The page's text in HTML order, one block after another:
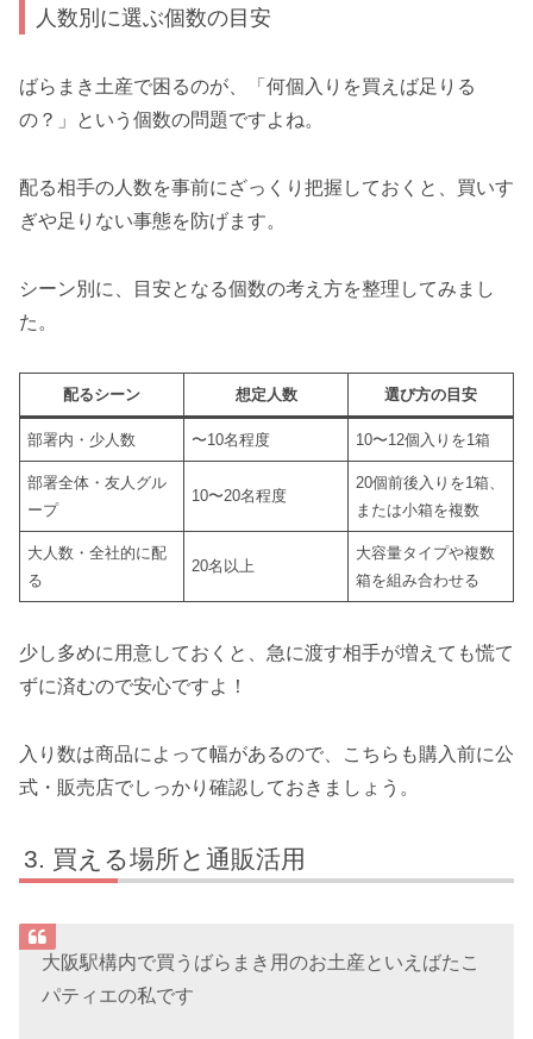
人数別に選ぶ個数の目安
ばらまき土産で困るのが、「何個入りを買えば足りる
の？」という個数の問題ですよね。
配る相手の人数を事前にざっくり把握しておくと、買いす
ぎや足りない事態を防げます。
シーン別に、目安となる個数の考え方を整理してみまし
た。
配るシーン 想定人数 選び方の目安
部署内・少人数 〜10名程度 10〜12個入りを1箱
部署全体・友人グル
ープ
10〜20名程度
20個前後入りを1箱、
または小箱を複数
大人数・全社的に配
る
20名以上
大容量タイプや複数
箱を組み合わせる
少し多めに用意しておくと、急に渡す相手が増えても慌て
ずに済むので安心ですよ！
入り数は商品によって幅があるので、こちらも購入前に公
式・販売店でしっかり確認しておきましょう。
買える場所と通販活用
大阪駅構内で買うばらまき用のお土産といえばたこ
パティエの私です